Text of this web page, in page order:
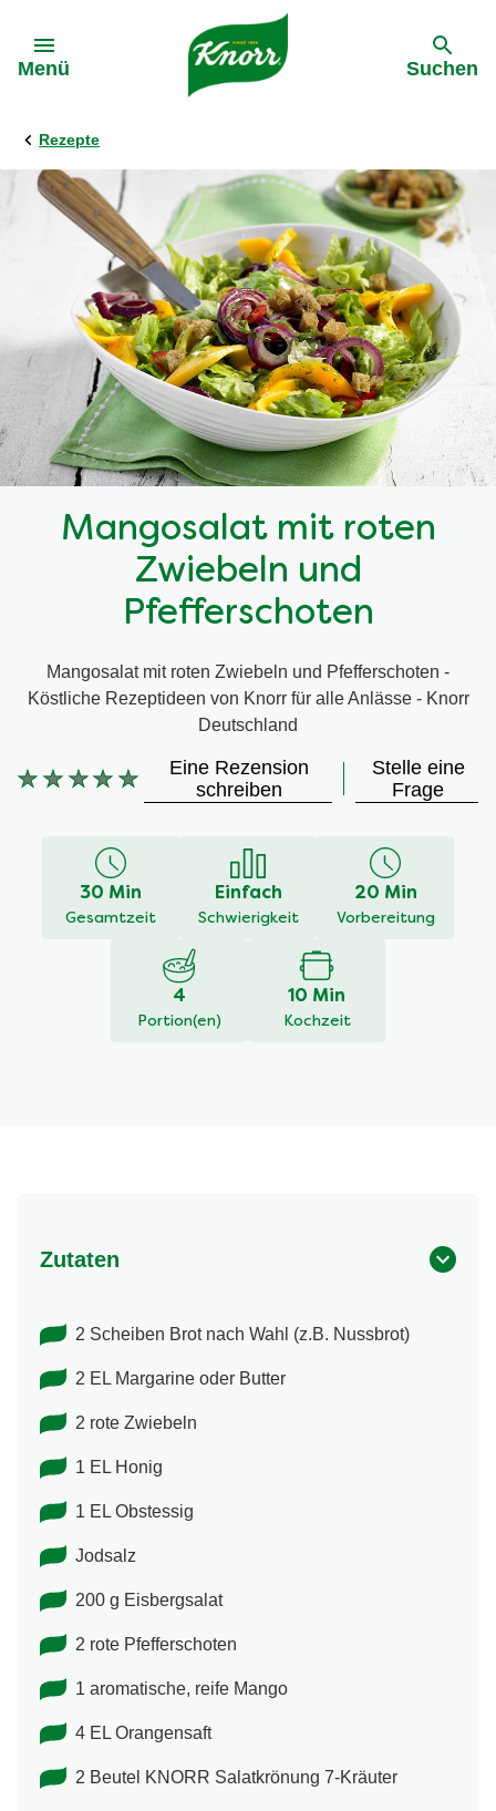
Menü Suchen
Rezepte
Mangosalat mit roten
Zwiebeln und
Pfefferschoten
Mangosalat mit roten Zwiebeln und Pfefferschoten -
Köstliche Rezeptideen von Knorr für alle Anlässe - Knorr
Deutschland
Keine
abgegeben
Eine Rezension
schreiben
Stelle eine
Frage
30 Min
Gesamtzeit
Einfach
Schwierigkeit
20 Min
Vorbereitung
4
Portion(en)
10 Min
Kochzeit
Zutaten
2 Scheiben Brot nach Wahl (z.B. Nussbrot)
2 EL Margarine oder Butter
2 rote Zwiebeln
1 EL Honig
1 EL Obstessig
Jodsalz
200 g Eisbergsalat
2 rote Pfefferschoten
1 aromatische, reife Mango
4 EL Orangensaft
2 Beutel KNORR Salatkrönung 7-Kräuter